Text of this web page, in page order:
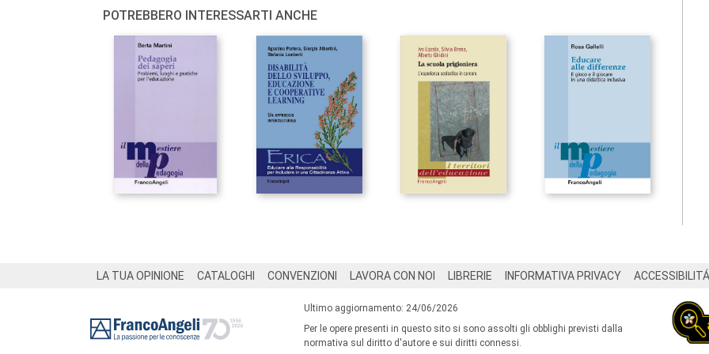
POTREBBERO INTERESSARTI ANCHE
LA TUA OPINIONE CATALOGHI CONVENZIONI LAVORA CON NOI LIBRERIE INFORMATIVA PRIVACY ACCESSIBILITÁ
Ultimo aggiornamento: 24/06/2026
Per le opere presenti in questo sito si sono assolti gli obblighi previsti dalla
normativa sul diritto d'autore e sui diritti connessi.